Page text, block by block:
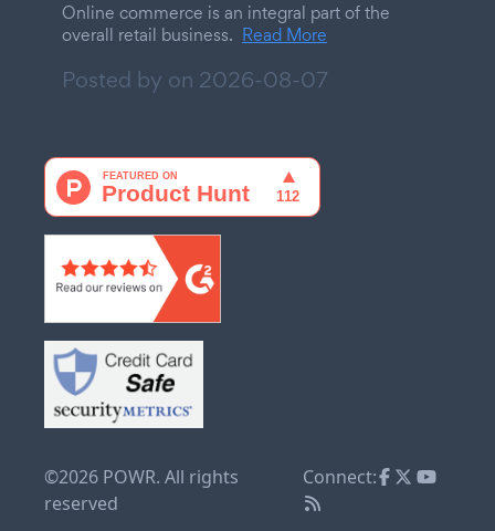
Online commerce is an integral part of the
overall retail business. Read More
Posted by on 2026-08-07
©2026 POWR. All rights
reserved
Connect: